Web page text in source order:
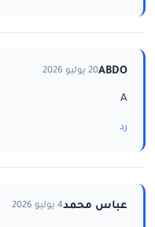
ABDO20 يوليو 2026
A
رد
عباس محمد4 يوليو 2026